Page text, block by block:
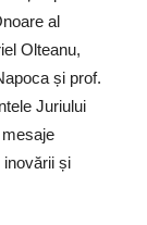
al
Olteanu,
și prof.
Juriului
inovării și